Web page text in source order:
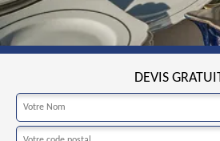
DEVIS